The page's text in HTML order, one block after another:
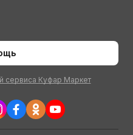
сервиса Куфар Маркет